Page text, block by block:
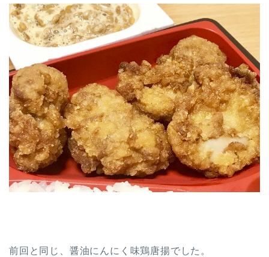
前回と同じ、醤油にんにく味鶏唐揚でした。